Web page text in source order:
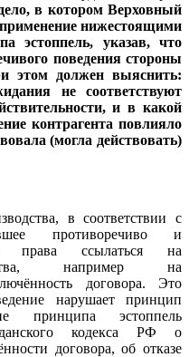
в котором Верховный
нижестоящими
эстоппель, указав, что
поведения стороны
этом должен выяснить:
не соответствуют
и в какой
контрагента повлияло
(могла действовать)
в соответствии с
противоречиво и
права ссылаться на
например на
договора. Это
нарушает принцип
принципа эстоппель
кодекса РФ о
договора, об отказе